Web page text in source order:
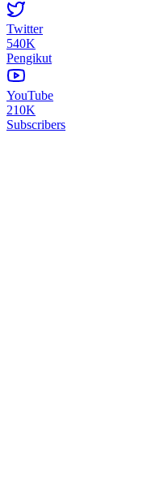
Twitter
540K
Pengikut
YouTube
210K
Subscribers